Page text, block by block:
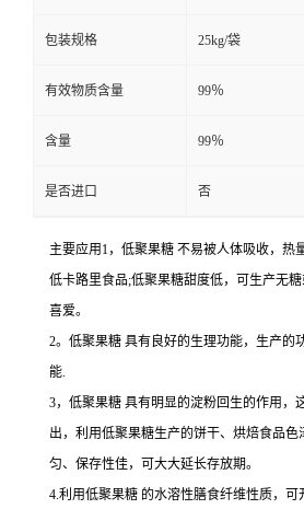
包装规格 25kg/袋
有效物质含量 99％
含量 99％
是否进口 否
主要应用1，低聚果糖 不易被人体吸收，热
低卡路里食品;低聚果糖甜度低，可生产无
喜爱。
2。低聚果糖 具有良好的生理功能，生产的
能.
3，低聚果糖 具有明显的淀粉回生的作用，
出，利用低聚果糖生产的饼干、烘焙食品
匀、保存性佳，可大大延长存放期。
4.利用低聚果糖 的水溶性膳食纤维性质，可